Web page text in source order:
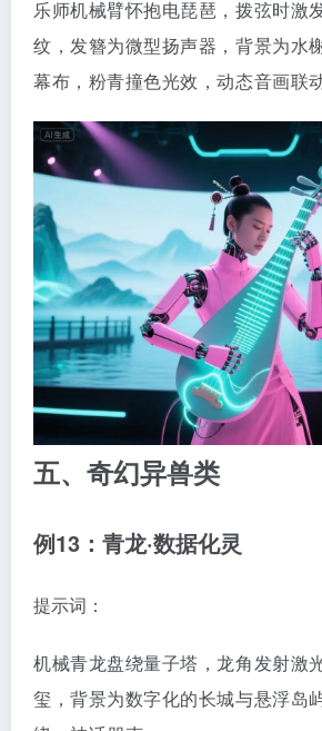
乐师机械臂怀抱电琵琶，拨弦时激
纹，发簪为微型扬声器，背景为水
幕布，粉青撞色光效，动态音画联动
五、奇幻异兽类
例13：青龙·数据化灵
提示词：
机械青龙盘绕量子塔，龙角发射激
玺，背景为数字化的长城与悬浮岛